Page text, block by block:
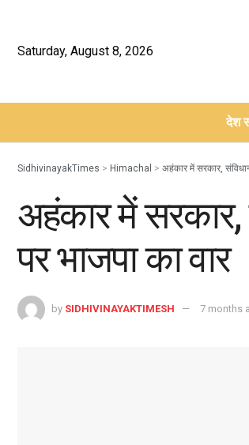
Saturday, August 8, 2026
देश
SidhivinayakTimes > Himachal > अहंकार में सरकार,
अहंकार में
पर भाजपा का वार
by SIDHIVINAYAKTIMESH 7 months